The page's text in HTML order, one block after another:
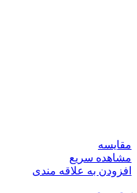
مقایسه
مشاهده سریع
افزودن به علاقه مندی